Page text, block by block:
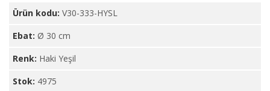
Ürün kodu: V30-333-HYSL
Ebat: Ø 30 cm
Renk: Haki Yeşil
Stok: 4975